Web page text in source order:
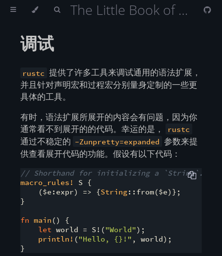
The Little Book of Rust Macros （Rust 宏小册）
调试
rustc 提供了许多工具来调试通用的语法扩展，
并且针对声明宏和过程宏分别量身定制的一些更
具体的工具。
有时，语法扩展所展开的内容会有问题，因为你
通常看不到展开的的代码。幸运的是，
rustc
通过不稳定的 -Zunpretty=expanded 参数来提
供查看展开代码的功能。假设有以下代码：
// Shorthand for initializing a `String`.
macro_rules!
S {
    ($e:expr) => {
String::from($e)};
}
fn main () {
let world = S!("World");
println! ("Hello, {}!" , world);
}